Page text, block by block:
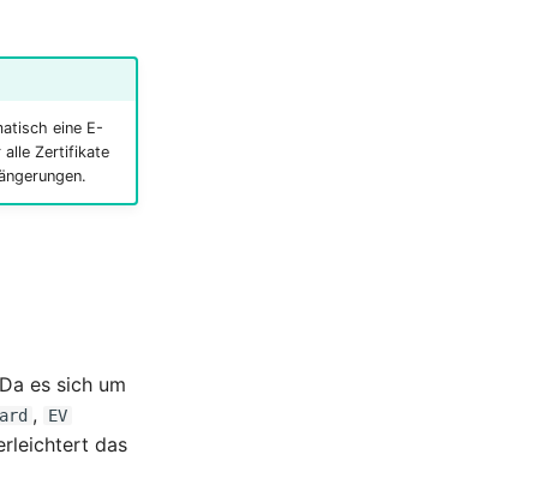
eine E-
alle Zertifikate
es sich um
, EV
das